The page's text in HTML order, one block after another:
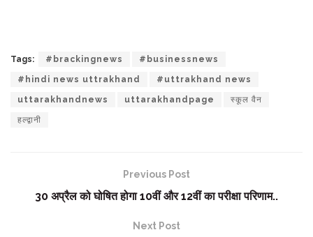
Tags: #brackingnews #businessnews
#hindi news uttrakhand #uttrakhand news
uttarakhandnews uttarakhandpage स्कूल वैन
हल्द्वानी
Previous Post
30 अप्रैल को घोषित होगा 10वीं और 12वीं का परीक्षा परिणाम..
Next Post